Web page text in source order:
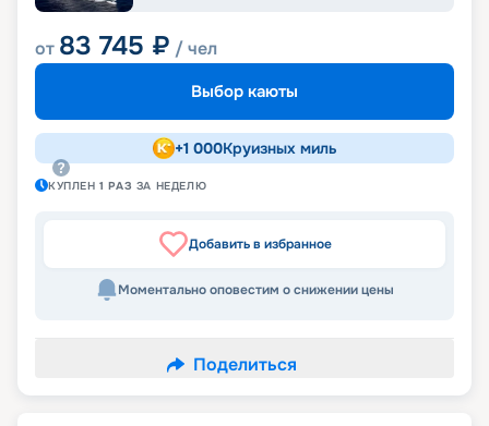
от 83 745 ₽ / чел
Выбор каюты
+1 000Круизных миль
КУПЛЕН1 РАЗ ЗА НЕДЕЛЮ
Добавить в избранное
Моментально оповестим о снижении цены
Поделиться